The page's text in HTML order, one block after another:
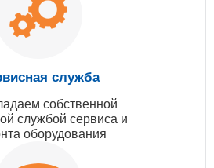
служба
собственной
службой сервиса и
оборудования